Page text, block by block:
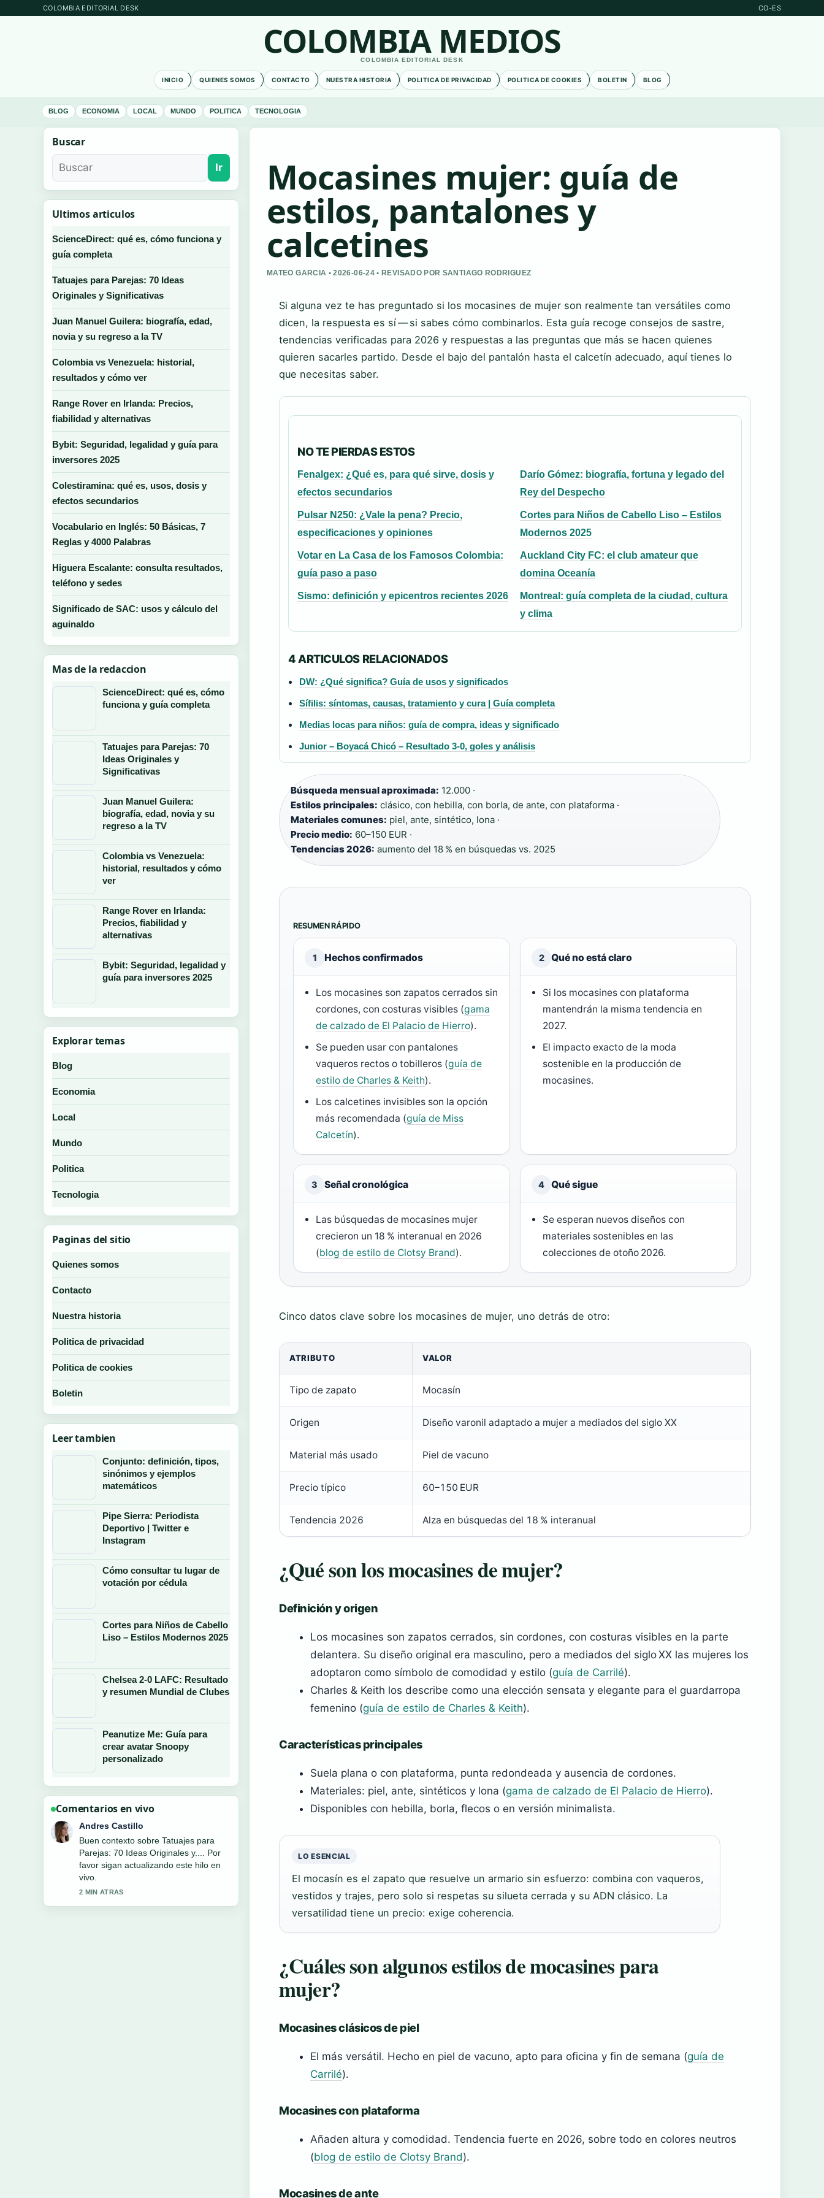
COLOMBIA EDITORIAL DESK CO-ES
COLOMBIA MEDIOS
COLOMBIA EDITORIAL DESK
INICIO QUIENES SOMOS CONTACTO NUESTRA HISTORIA POLITICA DE PRIVACIDAD POLITICA DE COOKIES BOLETIN BLOG
BLOG ECONOMIA LOCAL MUNDO POLITICA TECNOLOGIA
Mocasines mujer: guía de
estilos, pantalones y
calcetines
MATEO GARCIA • 2026-06-24 • REVISADO POR SANTIAGO RODRIGUEZ
Si alguna vez te has preguntado si los mocasines de mujer son realmente tan versátiles como
dicen, la respuesta es sí — si sabes cómo combinarlos. Esta guía recoge consejos de sastre,
tendencias verificadas para 2026 y respuestas a las preguntas que más se hacen quienes
quieren sacarles partido. Desde el bajo del pantalón hasta el calcetín adecuado, aquí tienes lo
que necesitas saber.
NO TE PIERDAS ESTOS
Fenalgex: ¿Qué es, para qué sirve, dosis y
efectos secundarios
Darío Gómez: biografía, fortuna y legado del
Rey del Despecho
Pulsar N250: ¿Vale la pena? Precio,
especificaciones y opiniones
Cortes para Niños de Cabello Liso – Estilos
Modernos 2025
Votar en La Casa de los Famosos Colombia:
guía paso a paso
Auckland City FC: el club amateur que
domina Oceanía
Sismo: definición y epicentros recientes 2026
Montreal: guía completa de la ciudad, cultura
y clima
4 ARTICULOS RELACIONADOS
DW: ¿Qué significa? Guía de usos y significados
Sífilis: síntomas, causas, tratamiento y cura | Guía completa
Medias locas para niños: guía de compra, ideas y significado
Junior – Boyacá Chicó – Resultado 3-0, goles y análisis
Búsqueda mensual aproximada: 12.000 ·
Estilos principales: clásico, con hebilla, con borla, de ante, con plataforma ·
Materiales comunes: piel, ante, sintético, lona ·
Precio medio: 60–150 EUR ·
Tendencias 2026: aumento del 18 % en búsquedas vs. 2025
RESUMEN RÁPIDO
1 Hechos confirmados
Los mocasines son zapatos cerrados sin
cordones, con costuras visibles (gama
de calzado de El Palacio de Hierro).
Se pueden usar con pantalones
vaqueros rectos o tobilleros (guía de
estilo de Charles & Keith).
Los calcetines invisibles son la opción
más recomendada (guía de Miss
Calcetín).
2 Qué no está claro
Si los mocasines con plataforma
mantendrán la misma tendencia en
2027.
El impacto exacto de la moda
sostenible en la producción de
mocasines.
3 Señal cronológica
Las búsquedas de mocasines mujer
crecieron un 18 % interanual en 2026
(blog de estilo de Clotsy Brand).
4 Qué sigue
Se esperan nuevos diseños con
materiales sostenibles en las
colecciones de otoño 2026.
Cinco datos clave sobre los mocasines de mujer, uno detrás de otro:
ATRIBUTO VALOR
Tipo de zapato Mocasín
Origen Diseño varonil adaptado a mujer a mediados del siglo XX
Material más usado Piel de vacuno
Precio típico 60–150 EUR
Tendencia 2026 Alza en búsquedas del 18 % interanual
¿Qué son los mocasines de mujer?
Definición y origen
Los mocasines son zapatos cerrados, sin cordones, con costuras visibles en la parte
delantera. Su diseño original era masculino, pero a mediados del siglo XX las mujeres los
adoptaron como símbolo de comodidad y estilo (guía de Carrilé).
Charles & Keith los describe como una elección sensata y elegante para el guardarropa
femenino (guía de estilo de Charles & Keith).
Características principales
Suela plana o con plataforma, punta redondeada y ausencia de cordones.
Materiales: piel, ante, sintéticos y lona (gama de calzado de El Palacio de Hierro).
Disponibles con hebilla, borla, flecos o en versión minimalista.
LO ESENCIAL
El mocasín es el zapato que resuelve un armario sin esfuerzo: combina con vaqueros,
vestidos y trajes, pero solo si respetas su silueta cerrada y su ADN clásico. La
versatilidad tiene un precio: exige coherencia.
¿Cuáles son algunos estilos de mocasines para
mujer?
Mocasines clásicos de piel
El más versátil. Hecho en piel de vacuno, apto para oficina y fin de semana (guía de
Carrilé).
Mocasines con plataforma
Añaden altura y comodidad. Tendencia fuerte en 2026, sobre todo en colores neutros
(blog de estilo de Clotsy Brand).
Mocasines de ante
Buscar
Ir
Ultimos articulos
ScienceDirect: qué es, cómo funciona y
guía completa
Tatuajes para Parejas: 70 Ideas
Originales y Significativas
Juan Manuel Guilera: biografía, edad,
novia y su regreso a la TV
Colombia vs Venezuela: historial,
resultados y cómo ver
Range Rover en Irlanda: Precios,
fiabilidad y alternativas
Bybit: Seguridad, legalidad y guía para
inversores 2025
Colestiramina: qué es, usos, dosis y
efectos secundarios
Vocabulario en Inglés: 50 Básicas, 7
Reglas y 4000 Palabras
Higuera Escalante: consulta resultados,
teléfono y sedes
Significado de SAC: usos y cálculo del
aguinaldo
Mas de la redaccion
ScienceDirect: qué es, cómo
funciona y guía completa
Tatuajes para Parejas: 70
Ideas Originales y
Significativas
Juan Manuel Guilera:
biografía, edad, novia y su
regreso a la TV
Colombia vs Venezuela:
historial, resultados y cómo
ver
Range Rover en Irlanda:
Precios, fiabilidad y
alternativas
Bybit: Seguridad, legalidad y
guía para inversores 2025
Explorar temas
Blog
Economia
Local
Mundo
Politica
Tecnologia
Paginas del sitio
Quienes somos
Contacto
Nuestra historia
Politica de privacidad
Politica de cookies
Boletin
Leer tambien
Conjunto: definición, tipos,
sinónimos y ejemplos
matemáticos
Pipe Sierra: Periodista
Deportivo | Twitter e
Instagram
Cómo consultar tu lugar de
votación por cédula
Cortes para Niños de Cabello
Liso – Estilos Modernos 2025
Chelsea 2-0 LAFC: Resultado
y resumen Mundial de Clubes
Peanutize Me: Guía para
crear avatar Snoopy
personalizado
Comentarios en vivo
Sofia Martinez
La cobertura de Juan Manuel Guilera:
biografía, edad, novia y... se siente
solida y muy facil de seguir.
4 MIN ATRAS